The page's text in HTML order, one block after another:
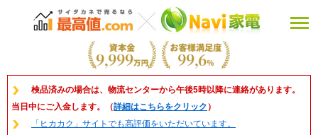
検品済みの場合は、物流センターから午後5時以降に連絡があります。
当日中にご入金します。（詳細はこちらをクリック ）
「ヒカカク」サイトでも高評価をいただいています。